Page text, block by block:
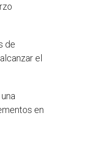
de
el
en